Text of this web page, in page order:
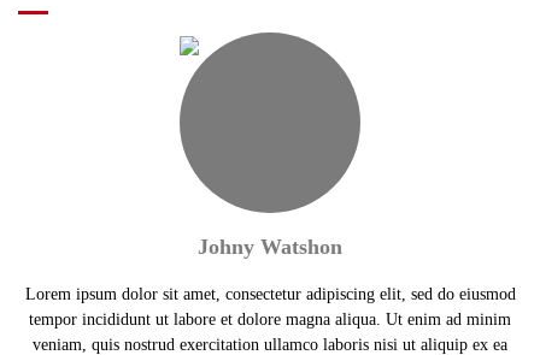
Johny Watshon
Lorem ipsum dolor sit amet, consectetur adipiscing elit, sed do eiusmod
tempor incididunt ut labore et dolore magna aliqua. Ut enim ad minim
veniam, quis nostrud exercitation ullamco laboris nisi ut aliquip ex ea